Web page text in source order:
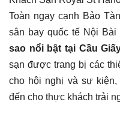
Toàn ngay cạnh Bảo
sân bay quốc tế Nội Bài
sao nổi bật tại Cầu
sạn được trang bị các
cho hội nghị và sự kiện,
đến cho thực khách trải